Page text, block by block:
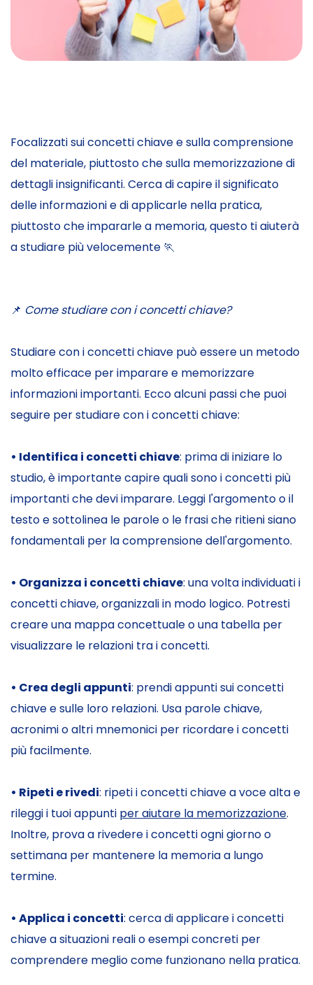
Focalizzati sui concetti chiave e sulla comprensione
del materiale, piuttosto che sulla memorizzazione di
dettagli insignificanti. Cerca di capire il significato
delle informazioni e di applicarle nella pratica,
piuttosto che impararle a memoria, questo ti aiuterà
a studiare più velocemente 🏃
📌 Come studiare con i concetti chiave?
Studiare con i concetti chiave può essere un metodo
molto efficace per imparare e memorizzare
informazioni importanti. Ecco alcuni passi che puoi
seguire per studiare con i concetti chiave:
• Identifica i concetti chiave: prima di iniziare lo
studio, è importante capire quali sono i concetti più
importanti che devi imparare. Leggi l'argomento o il
testo e sottolinea le parole o le frasi che ritieni siano
fondamentali per la comprensione dell'argomento.
• Organizza i concetti chiave: una volta individuati i
concetti chiave, organizzali in modo logico. Potresti
creare una mappa concettuale o una tabella per
visualizzare le relazioni tra i concetti.
• Crea degli appunti: prendi appunti sui concetti
chiave e sulle loro relazioni. Usa parole chiave,
acronimi o altri mnemonici per ricordare i concetti
più facilmente.
• Ripeti e rivedi: ripeti i concetti chiave a voce alta e
rileggi i tuoi appunti per aiutare la memorizzazione.
Inoltre, prova a rivedere i concetti ogni giorno o
settimana per mantenere la memoria a lungo
termine.
• Applica i concetti: cerca di applicare i concetti
chiave a situazioni reali o esempi concreti per
comprendere meglio come funzionano nella pratica.